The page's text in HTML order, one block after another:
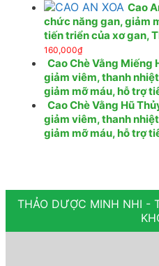
Cao
chức năng gan, giảm
tiến triển của xơ gan,
160,000₫
Cao Chè Vằng Miếng
giảm viêm, thanh
giảm mỡ máu, hỗ trợ
Cao Chè Vằng Hũ
giảm viêm, thanh
giảm mỡ máu, hỗ trợ
THẢO DƯỢC MINH NHI -